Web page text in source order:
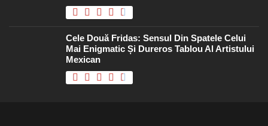
Cele Două Fridas: Sensul Din Spatele Celui
Mai Enigmatic Și Dureros Tablou Al Artistului
Mexican